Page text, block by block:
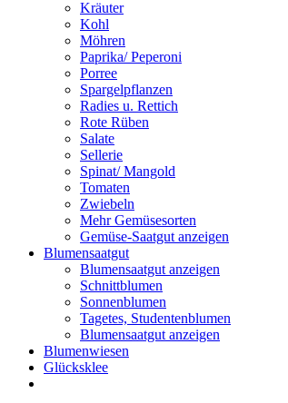
Kräuter
Kohl
Möhren
Paprika/ Peperoni
Porree
Spargelpflanzen
Radies u. Rettich
Rote Rüben
Salate
Sellerie
Spinat/ Mangold
Tomaten
Zwiebeln
Mehr Gemüsesorten
Gemüse-Saatgut anzeigen
Blumensaatgut
Blumensaatgut anzeigen
Schnittblumen
Sonnenblumen
Tagetes, Studentenblumen
Blumensaatgut anzeigen
Blumenwiesen
Glücksklee